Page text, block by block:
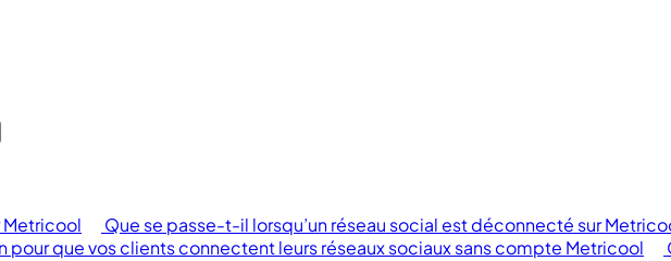
Metricool
Que se passe-t-il lorsqu’un réseau social est déconnecté sur
pour que vos clients connectent leurs réseaux sociaux sans compte Metricool